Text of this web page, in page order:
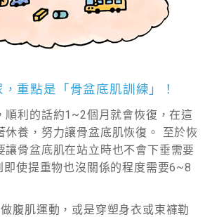
重點是「骨盆底肌訓練」！
順利的話約1~2個月就會恢復，在這
休養，努力讓骨盆底肌恢復。 至於恢
讓骨盆底肌在站立時也不會下垂需要
使提重物也沒關係的程度需要6~8
腹肌運動，或是穿塑身衣或束褲勒